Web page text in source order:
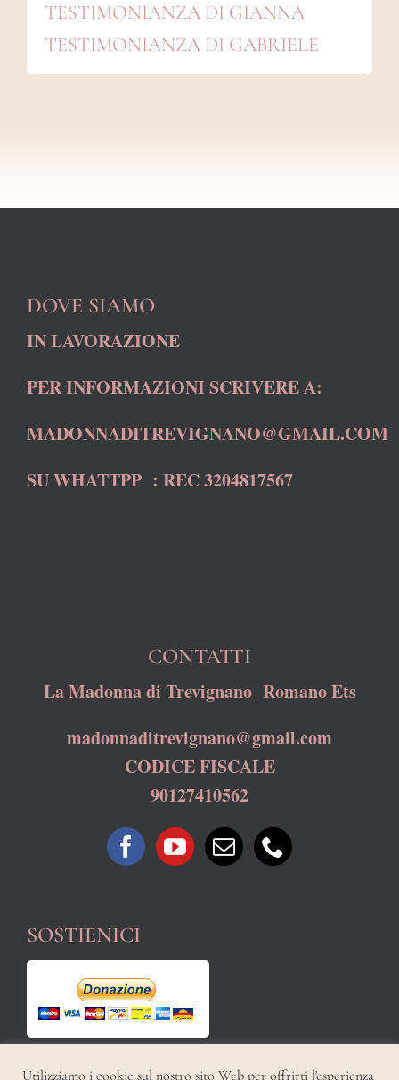
TESTIMONIANZA DI GIANNA
TESTIMONIANZA DI GABRIELE
DOVE SIAMO
IN LAVORAZIONE
PER INFORMAZIONI SCRIVERE A:
MADONNADITREVIGNANO@GMAIL.COM
SU WHATTPP : REC 3204817567
CONTATTI
La Madonna di Trevignano Romano Ets
madonnaditrevignano@gmail.com
CODICE FISCALE
90127410562
SOSTIENICI
Utilizziamo i cookie sul nostro sito Web per offrirti l'esperienza